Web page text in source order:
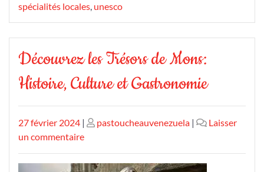
spécialités locales, unesco
Découvrez les Trésors de Mons:
Histoire, Culture et Gastronomie
Publié
le
27 février 2024 | Publié
pastoucheauvenezuela |
Laisser
un commentairesur
les